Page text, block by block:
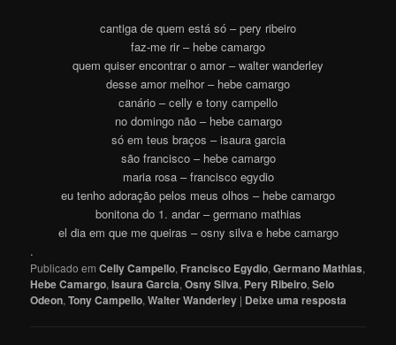
cantiga de quem está só – pery ribeiro
faz-me rir – hebe camargo
quem quiser encontrar o amor – walter wanderley
desse amor melhor – hebe camargo
canário – celly e tony campello
no domingo não – hebe camargo
só em teus braços – isaura garcia
são francisco – hebe camargo
maria rosa – francisco egydio
eu tenho adoração pelos meus olhos – hebe camargo
bonitona do 1. andar – germano mathias
el dia em que me queiras – osny silva e hebe camargo
.
Publicado em Celly Campello, Francisco Egydio,Germano Mathias,
Hebe Camargo,Isaura Garcia,Osny Silva, Pery Ribeiro,Selo
Odeon,Tony Campello,Walter Wanderley | Deixe uma resposta